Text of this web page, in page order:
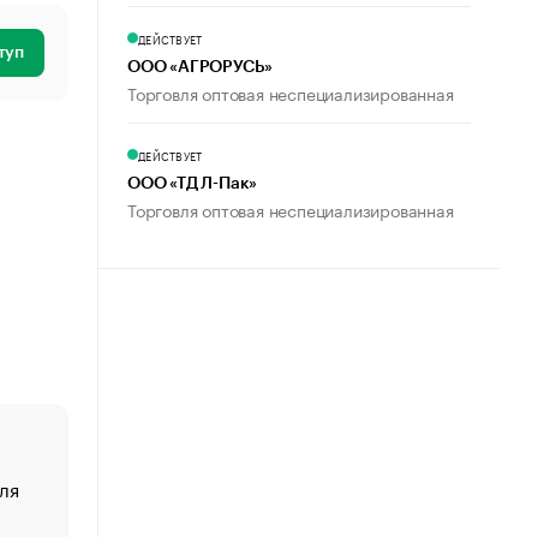
ДЕЙСТВУЕТ
ООО «АГРОРУСЬ»
Торговля оптовая неспециализированная
ДЕЙСТВУЕТ
ООО «ТД Л-Пак»
Торговля оптовая неспециализированная